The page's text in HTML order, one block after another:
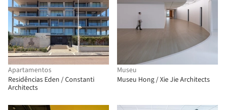
Apartamentos
Residências Eden / Constanti
Architects
Museu
Museu Hong / Xie Jie Architects